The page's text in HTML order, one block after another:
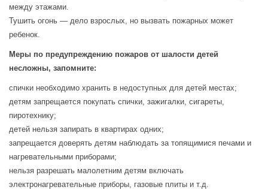
между этажами.
Тушить огонь — дело взрослых, но вызвать пожарных может
ребенок.
Меры по предупреждению пожаров от шалости детей
несложны, запомните:
спички необходимо хранить в недоступных для детей местах;
детям запрещается покупать спички, зажигалки, сигареты,
пиротехнику;
детей нельзя запирать в квартирах одних;
запрещается доверять детям наблюдать за топящимися печами и
нагревательными приборами;
нельзя разрешать малолетним детям включать
электронагревательные приборы, газовые плиты и т.д.